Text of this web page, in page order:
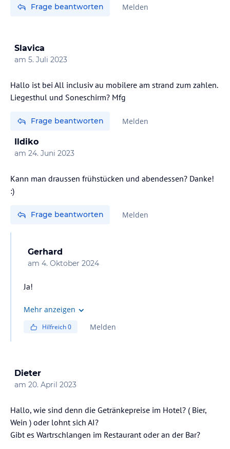
Frage beantworten Melden
Slavica
am 5. Juli 2023
Hallo ist bei All inclusiv au mobilere am strand zum zahlen.
Liegesthul und Soneschirm? Mfg
Frage beantworten Melden
Ildiko
am 24. Juni 2023
Kann man draussen frühstücken und abendessen? Danke!
:)
Frage beantworten Melden
Gerhard
am 4. Oktober 2024
Ja!
Mehr anzeigen
Hilfreich0 Melden
Dieter
am 20. April 2023
Hallo, wie sind denn die Getränkepreise im Hotel? ( Bier,
Wein ) oder lohnt sich AI?
Gibt es Wartrschlangen im Restaurant oder an der Bar?